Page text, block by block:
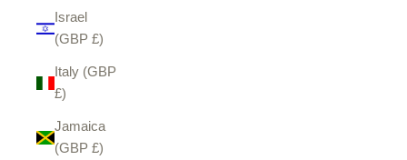
Israel
(GBP £)
Italy (GBP
£)
Jamaica
(GBP £)